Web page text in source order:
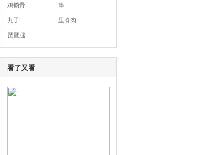
鸡锁骨
串
丸子
里脊肉
琵琶腿
看了又看